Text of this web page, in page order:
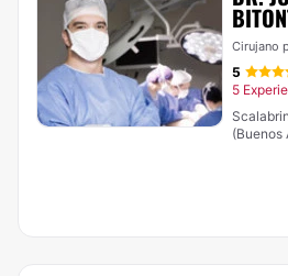
Cirujano
5
5
(Buenos